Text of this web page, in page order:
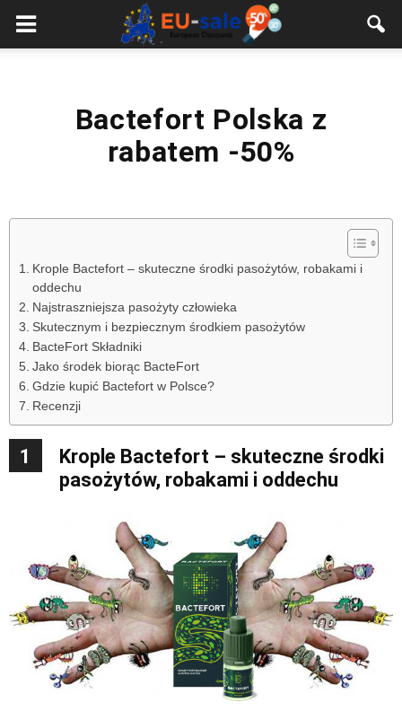
European
Bactefort Polska z
rabatem -50%
Krople Bactefort – skuteczne środki pasożytów, robakami i
oddechu
Najstraszniejsza pasożyty człowieka
Skutecznym i bezpiecznym środkiem pasożytów
BacteFort Składniki
Jako środek biorąc BacteFort
Gdzie kupić Bactefort w Polsce?
Recenzji
1
Krople Bactefort – skuteczne środki
pasożytów, robakami i oddechu